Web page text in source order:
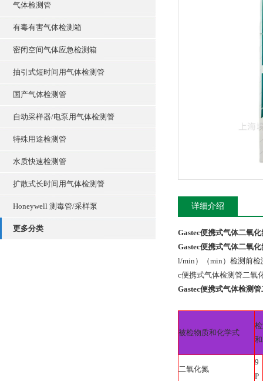
气体检测管
有毒有害气体检测箱
密闭空间气体应急检测箱
抽引式短时间用气体检测管
国产气体检测管
自动采样器/电泵用气体检测管
特殊用途检测管
水质快速检测管
扩散式长时间用气体检测管
Honeywell 测毒管/采样泵
更多分类
详细介绍
Gastec便携式气体二氧
Gastec便携式气体二氧
l/min）（min）检测
c便携式气体检测管二氧
Gastec便携式气体检测
被检物质和化学式
二氧化氮
9
P